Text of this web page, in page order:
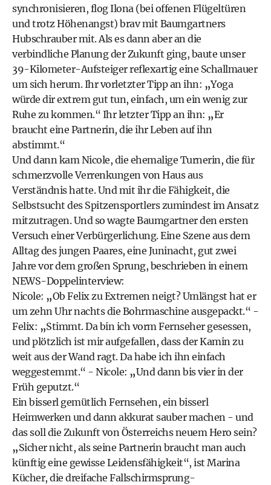
synchronisieren, flog Ilona (bei offenen Flügeltüren
und trotz Höhenangst) brav mit Baumgartners
Hubschrauber mit. Als es dann aber an die
verbindliche Planung der Zukunft ging, baute unser
39-Kilometer-Aufsteiger reflexartig eine Schallmauer
um sich herum. Ihr vorletzter Tipp an ihn: „Yoga
würde dir extrem gut tun, einfach, um ein wenig zur
Ruhe zu kommen.“ Ihr letzter Tipp an ihn: „Er
braucht eine Partnerin, die ihr Leben auf ihn
abstimmt.“
Und dann kam Nicole, die ehemalige Turnerin, die für
schmerzvolle Verrenkungen von Haus aus
Verständnis hatte. Und mit ihr die Fähigkeit, die
Selbstsucht des Spitzensportlers zumindest im Ansatz
mitzutragen. Und so wagte Baumgartner den ersten
Versuch einer Verbürgerlichung. Eine Szene aus dem
Alltag des jungen Paares, eine Juninacht, gut zwei
Jahre vor dem großen Sprung, beschrieben in einem
NEWS-Doppelinterview:
Nicole: „Ob Felix zu Extremen neigt? Umlängst hat er
um zehn Uhr nachts die Bohrmaschine ausgepackt.“ -
Felix: „Stimmt. Da bin ich vorm Fernseher gesessen,
und plötzlich ist mir aufgefallen, dass der Kamin zu
weit aus der Wand ragt. Da habe ich ihn einfach
weggestemmt.“ - Nicole: „Und dann bis vier in der
Früh geputzt.“
Ein bisserl gemütlich Fernsehen, ein bisserl
Heimwerken und dann akkurat sauber machen - und
das soll die Zukunft von Österreichs neuem Hero sein?
„Sicher nicht, als seine Partnerin braucht man auch
künftig eine gewisse Leidensfähigkeit“, ist Marina
Kücher, die dreifache Fallschirmsprung-